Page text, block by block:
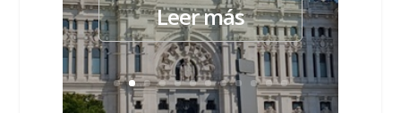
Leer más